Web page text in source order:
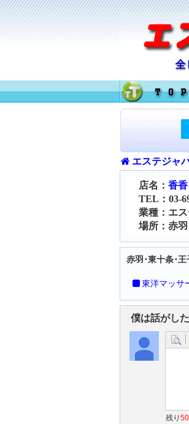
エステジャ
店名： 香香
TEL：03-
業種：エ
場所：赤
赤羽･東十条･
東洋マッサ
僕は話がし
残り